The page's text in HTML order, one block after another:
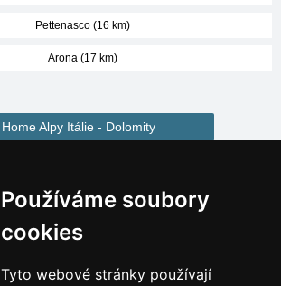
Používáme soubory
cookies
Tyto webové stránky používají
Pettenasco (16 km)
Arona (17 km)
Home Alpy Itálie - Dolomity
(katalog ubytování)